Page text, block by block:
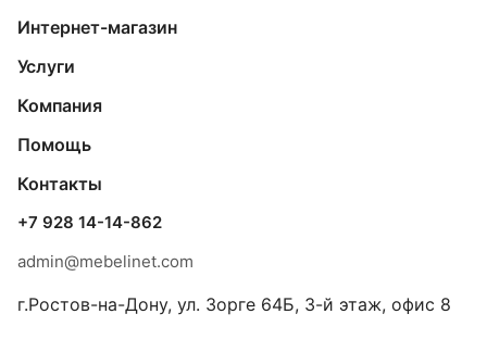
Интернет-магазин
Услуги
Компания
Помощь
Контакты
+7 928 14-14-862
admin@mebelinet.com
г.Ростов-на-Дону, ул. Зорге 64Б, 3-й этаж, офис 8